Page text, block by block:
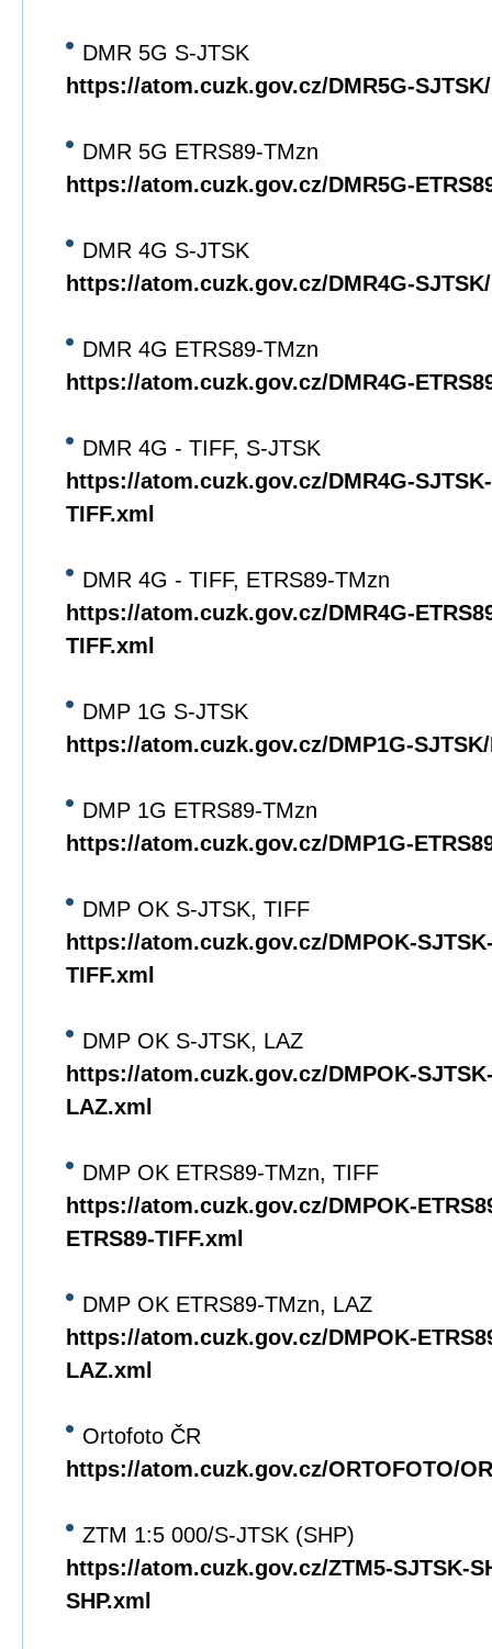
DMR 5G S-JTSK
https://atom.cuzk.gov.cz/DMR5G-
DMR 5G ETRS89-TMzn
https://atom.cuzk.gov.cz/DMR5G-
DMR 4G S-JTSK
https://atom.cuzk.gov.cz/DMR4G-
DMR 4G ETRS89-TMzn
https://atom.cuzk.gov.cz/DMR4G-
DMR 4G - TIFF, S-JTSK
https://atom.cuzk.gov.cz/DMR4G-
TIFF.xml
DMR 4G - TIFF, ETRS89-TMzn
https://atom.cuzk.gov.cz/DMR4G-
TIFF.xml
DMP 1G S-JTSK
https://atom.cuzk.gov.cz/DMP1G-
DMP 1G ETRS89-TMzn
https://atom.cuzk.gov.cz/DMP1G-
DMP OK S-JTSK, TIFF
https://atom.cuzk.gov.cz/DMPOK-
TIFF.xml
DMP OK S-JTSK, LAZ
https://atom.cuzk.gov.cz/DMPOK-
LAZ.xml
DMP OK ETRS89-TMzn, TIFF
https://atom.cuzk.gov.cz/DMPOK-
ETRS89-TIFF.xml
DMP OK ETRS89-TMzn, LAZ
https://atom.cuzk.gov.cz/DMPOK-
LAZ.xml
Ortofoto ČR
https://atom.cuzk.gov.cz/ORTOFOTO/
ZTM 1:5 000/S-JTSK (SHP)
https://atom.cuzk.gov.cz/ZTM5-SJTSK-
SHP.xml